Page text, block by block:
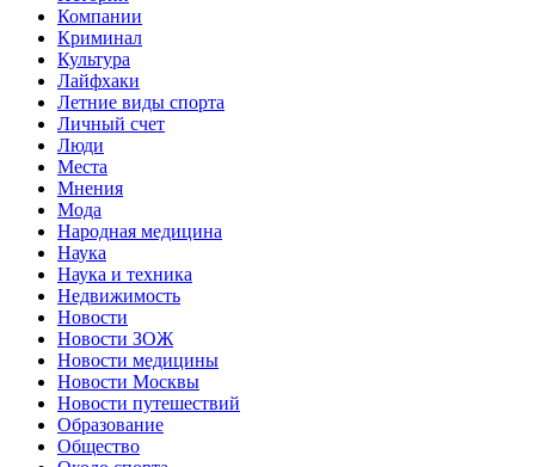
Компании
Криминал
Культура
Лайфхаки
Летние виды спорта
Личный счет
Люди
Места
Мнения
Мода
Народная медицина
Наука
Наука и техника
Недвижимость
Новости
Новости ЗОЖ
Новости медицины
Новости Москвы
Новости путешествий
Образование
Общество